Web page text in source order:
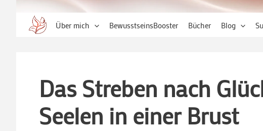
Über mich BewusstseinsBooster Bücher Blog
Das Streben nach
Seelen in einer Brust